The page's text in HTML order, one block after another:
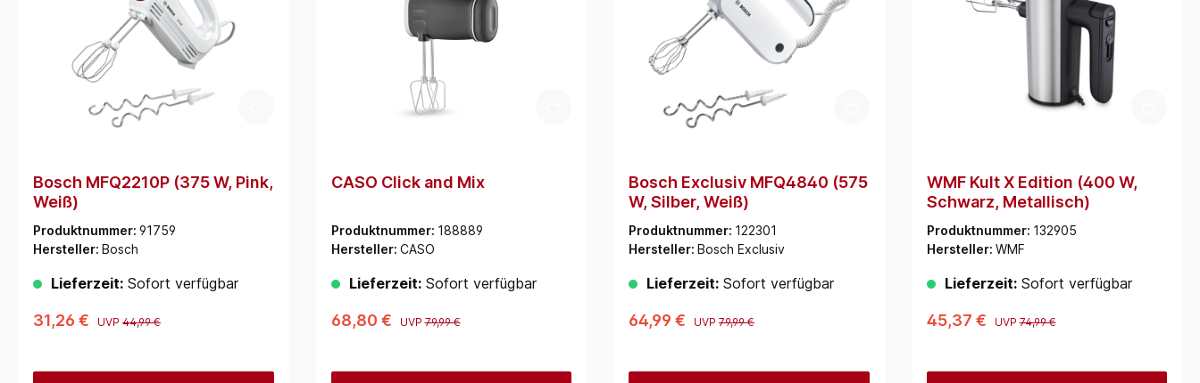
Bosch MFQ2210P (375 W, Pink,
Weiß)
Produktnummer: 91759
Hersteller: Bosch
Lieferzeit: Sofort verfügbar
31,26 € UVP 44,99 €
CASO Click and Mix
Produktnummer: 188889
Hersteller: CASO
Lieferzeit:Sofort verfügbar
68,80 € UVP79,99 €
Bosch Exclusiv MFQ4840 (575
W, Silber, Weiß)
Produktnummer: 122301
Hersteller: Bosch Exclusiv
Lieferzeit: Sofort verfügbar
64,99 € UVP 79,99 €
WMF Kult X Edition (400 W,
Schwarz, Metallisch)
Produktnummer: 132905
Hersteller: WMF
Lieferzeit:Sofort verfügbar
45,37 € UVP74,99 €